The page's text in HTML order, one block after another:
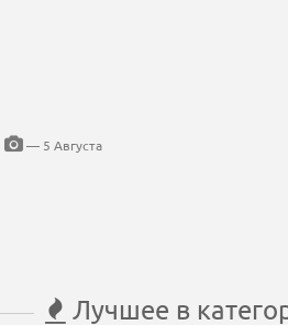
— 5 Августа
Лучшее в